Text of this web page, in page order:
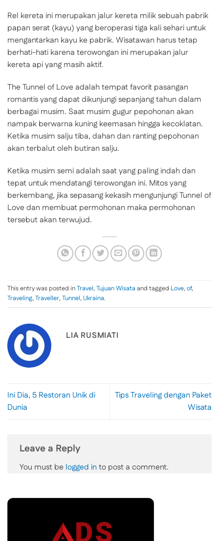
Rel kereta ini merupakan jalur kereta milik sebuah pabrik
papan serat (kayu) yang beroperasi tiga kali sehari untuk
mengantarkan kayu ke pabrik. Wisatawan harus tetap
berhati-hati karena terowongan ini merupakan jalur
kereta api yang masih aktif.
The Tunnel of Love adalah tempat favorit pasangan
romantis yang dapat dikunjungi sepanjang tahun dalam
berbagai musim. Saat musim gugur pepohonan akan
nampak berwarna kuning keemasan hingga kecoklatan.
Ketika musim salju tiba, dahan dan ranting pepohonan
akan terbalut oleh butiran salju.
Ketika musim semi adalah saat yang paling indah dan
tepat untuk mendatangi terowongan ini. Mitos yang
berkembang, jika sepasang kekasih mengunjungi Tunnel of
Love dan membuat permohonan maka permohonan
tersebut akan terwujud.
This entry was posted inTravel,Tujuan Wisataand tagged Love,of,
Traveling,Traveller,Tunnel,Ukraina.
LIA RUSMIATI
Ini Dia, 5 Restoran Unik di
Dunia
Tips Traveling dengan Paket
Wisata
Leave a Reply
You must be logged in to post a comment.